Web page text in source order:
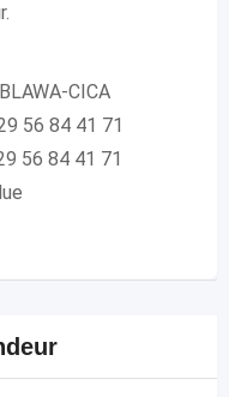
CICA
56 84 41 71
56 84 41 71